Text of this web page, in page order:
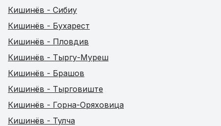
Кишинёв - Сибиу
Кишинёв - Бухарест
Кишинёв - Пловдив
Кишинёв - Тыргу-Муреш
Кишинёв - Брашов
Кишинёв - Тырговиште
Кишинёв - Горна-Оряховица
Кишинёв - Тулча